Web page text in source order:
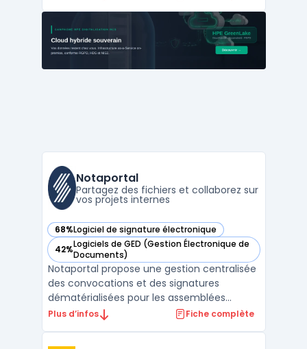
rendre accessible l’ensemble des dossiers
et faciliter les recherches. Les organisati ...
Notaportal
Partagez des fichiers et collaborez sur
vos projets internes
68%Logiciel de signature électronique
— voir Notaportal dans cette catégorie
42%Logiciels de GED (Gestion Électronique de
Documents)
— voir Notaportal dans cette catégorie
Notaportal propose une gestion centralisée
des convocations et des signatures
dématérialisées pour les assemblées
générales liées à la copropriété. L’utilisation
Plus d’infos Fiche complète